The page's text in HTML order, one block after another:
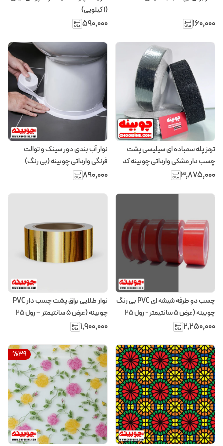
۱۶۰٬۰۰۰
(۱ کیلویی)
۵۹۰٬۰۰۰
ترمز پله سمباده ای سیلیسی پشت
چسب دار مشکی وارداتی چوبینه کد
۳٬۸۷۵٬۰۰۰
نوار آب بندی دور سینک و توالت
فرنگی وارداتی چوبینه (بی رنگ)
۸۹۰٬۰۰۰
چسب دو طرفه شیشه ای PVC بی رنگ
چوبینه (عرض 5 سانتیمتر - رول 25
متری)
۲٬۲۵۰٬۰۰۰
نوار طلایی براق پشت چسب دار PVC
چوبینه (عرض 5 سانتیمتر – رول ۲۵
متری)
۱٬۹۰۰٬۰۰۰
%39